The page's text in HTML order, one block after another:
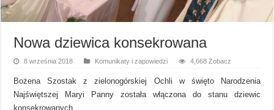
Nowa dziewica konsekrowana
8 września 2018 Komunikaty i zapowiedzi 4,668 Zobacz
Bożena Szostak z zielonogórskiej Ochli w święto Narodzenia
Najświętszej Maryi Panny została włączona do stanu dziewic
konsekrowanych.